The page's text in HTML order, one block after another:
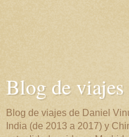
Blog de viajes
Blog de viajes de Daniel
India (de 2013 a 2017) y